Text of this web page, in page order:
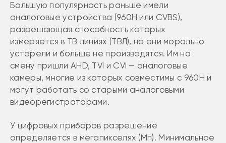
Большую популярность раньше имели
аналоговые устройства (960H или CVBS),
разрешающая способность которых
измеряется в ТВ линиях (ТВЛ), но они морально
устарели и больше не производятся. Им на
смену пришли AHD, TVI и CVI — аналоговые
камеры, многие из которых совместимы с 960H и
могут работать со старыми аналоговыми
видеорегистраторами.
У цифровых приборов разрешение
определяется в мегапикселях (Мп). Минимальное